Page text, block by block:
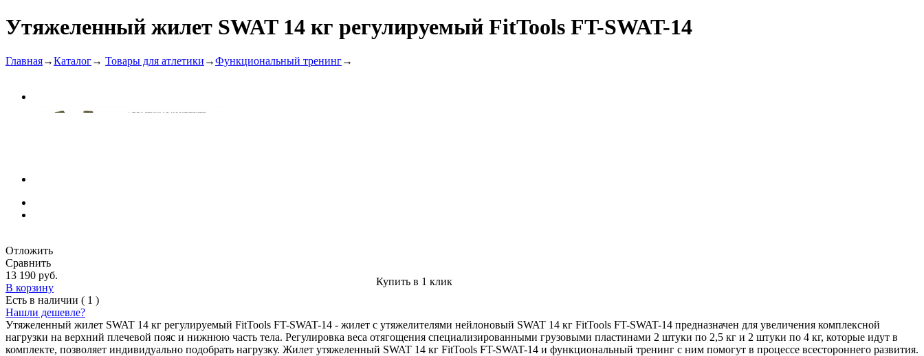
Утяжеленный жилет SWAT 14 кг регулируемый FitTools FT-SWAT-14
Главная→Каталог→ Товары для атлетики →Функциональный тренинг→
Отложить
Сравнить
13 190 руб.
В корзину
Купить в 1 клик
Есть в наличии ( 1 )
Нашли дешевле?
Утяжеленный жилет SWAT 14 кг регулируемый FitTools FT-SWAT-14 - жилет с утяжелителями нейлоновый SWAT 14 кг FitTools FT-SWAT-14 предназначен для увеличения комплексной
нагрузки на верхний плечевой пояс и нижнюю часть тела. Регулировка веса отягощения специализированными грузовыми пластинами 2 штуки по 2,5 кг и 2 штуки по 4 кг, которые идут в
комплекте, позволяет индивидуально подобрать нагрузку. Жилет утяжеленный SWAT 14 кг FitTools FT-SWAT-14 и функциональный тренинг с ним помогут в процессе всестороннего развития.